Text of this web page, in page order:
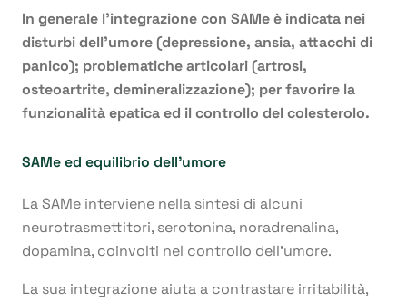
In generale l’integrazione con SAMe è indicata nei
disturbi dell’umore (depressione, ansia, attacchi di
panico); problematiche articolari (artrosi,
osteoartrite, demineralizzazione); per favorire la
funzionalità epatica ed il controllo del colesterolo.
SAMe ed equilibrio dell’umore
La SAMe interviene nella sintesi di alcuni
neurotrasmettitori, serotonina, noradrenalina,
dopamina, coinvolti nel controllo dell’umore.
La sua integrazione aiuta a contrastare irritabilità,